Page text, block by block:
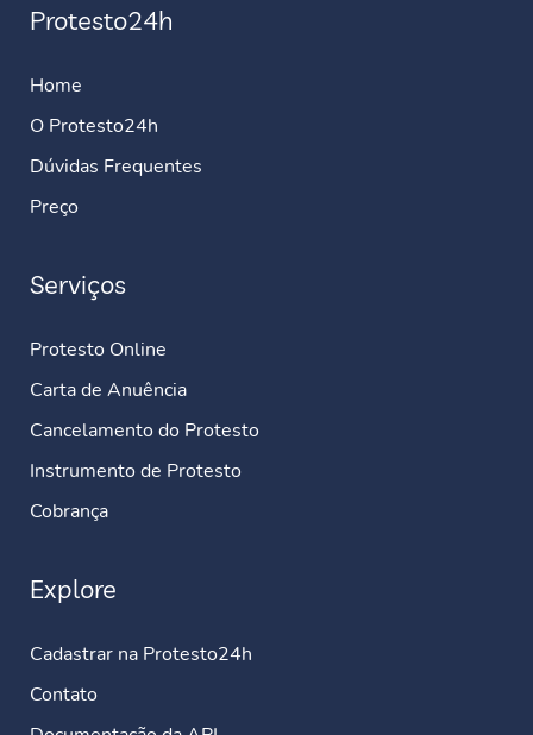
Protesto24h
Home
O Protesto24h
Dúvidas Frequentes
Preço
Serviços
Protesto Online
Carta de Anuência
Cancelamento do Protesto
Instrumento de Protesto
Cobrança
Explore
Cadastrar na Protesto24h
Contato